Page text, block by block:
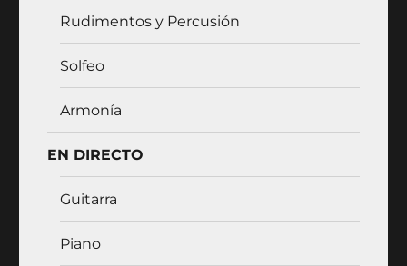
Rudimentos y Percusión
Solfeo
Armonía
EN DIRECTO
Guitarra
Piano